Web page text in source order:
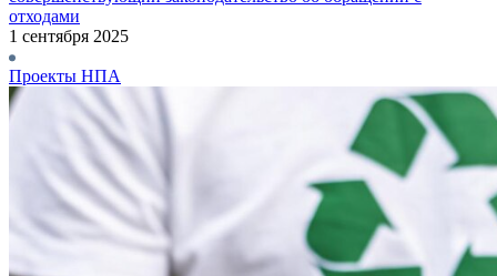
отходами
1 сентября 2025
Проекты НПА